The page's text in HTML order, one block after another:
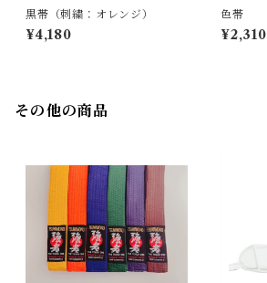
黒帯（刺繍：オレンジ）
¥4,180
色帯
¥2,310
その他の商品